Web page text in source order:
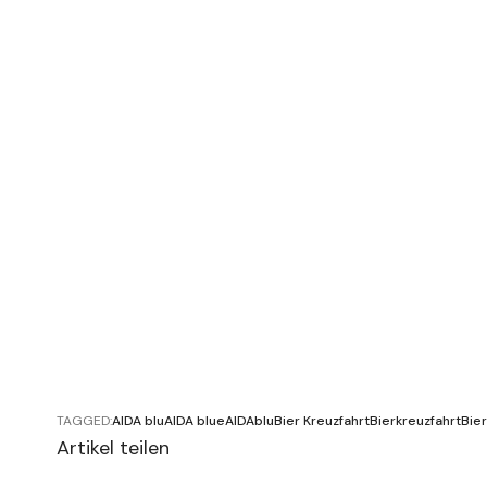
TAGGED:AIDA bluAIDA blueAIDAbluBier KreuzfahrtBierkreuzfahrt
Artikel teilen